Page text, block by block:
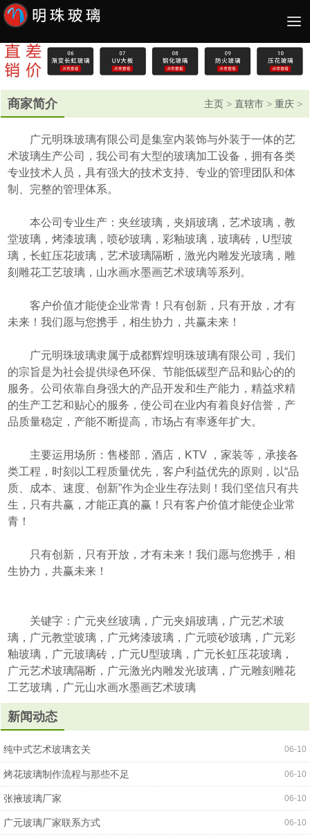
商家简介 主页 > 直辖市 > 重庆 >
广元明珠玻璃有限公司是集室内装饰与外装于一体的艺
术玻璃生产公司，我公司有大型的玻璃加工设备，拥有各类
专业技术人员，具有强大的技术支持、专业的管理团队和体
制、完整的管理体系。
本公司专业生产：夹丝玻璃，夹娟玻璃，艺术玻璃，教
堂玻璃，烤漆玻璃，喷砂玻璃，彩釉玻璃，玻璃砖，U型玻
璃，长虹压花玻璃，艺术玻璃隔断，激光内雕发光玻璃，雕
刻雕花工艺玻璃，山水画水墨画艺术玻璃等系列。
客户价值才能使企业常青！只有创新，只有开放，才有
未来！我们愿与您携手，相生协力，共赢未来！
广元明珠玻璃隶属于成都辉煌明珠玻璃有限公司，我们
的宗旨是为社会提供绿色环保、节能低碳型产品和贴心的的
服务。公司依靠自身强大的产品开发和生产能力，精益求精
的生产工艺和贴心的服务，使公司在业内有着良好信誉，产
品质量稳定，产能不断提高，市场占有率逐年扩大。
主要运用场所：售楼部，酒店，KTV ，家装等，承接各
类工程，时刻以工程质量优先，客户利益优先的原则，以“品
质、成本、速度、创新”作为企业生存法则！我们坚信只有共
生，只有共赢，才能正真的赢！只有客户价值才能使企业常
青！
只有创新，只有开放，才有未来！我们愿与您携手，相
生协力，共赢未来！
关键字：广元夹丝玻璃，广元夹娟玻璃，广元艺术玻
璃，广元教堂玻璃，广元烤漆玻璃，广元喷砂玻璃，广元彩
釉玻璃，广元玻璃砖，广元U型玻璃，广元长虹压花玻璃，
广元艺术玻璃隔断，广元激光内雕发光玻璃，广元雕刻雕花
工艺玻璃，广元山水画水墨画艺术玻璃
新闻动态
06-10
纯中式艺术玻璃玄关
06-10
烤花玻璃制作流程与那些不足
06-10
张掖玻璃厂家
06-10
广元玻璃厂家联系方式